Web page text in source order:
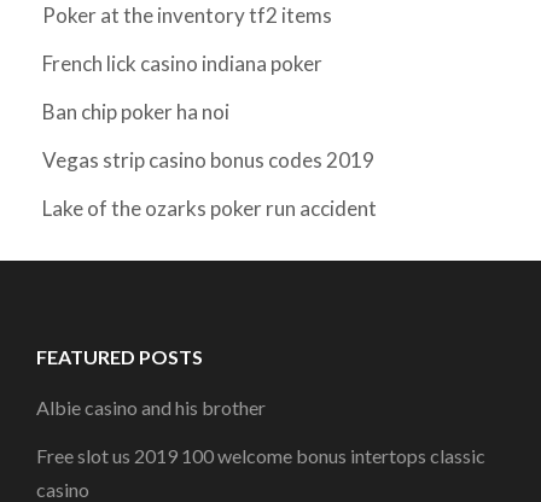
Poker at the inventory tf2 items
French lick casino indiana poker
Ban chip poker ha noi
Vegas strip casino bonus codes 2019
Lake of the ozarks poker run accident
FEATURED POSTS
Albie casino and his brother
Free slot us 2019 100 welcome bonus intertops classic
casino